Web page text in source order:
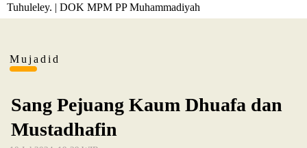
Tuhuleley. | DOK MPM PP Muhammadiyah
Mujadid
Sang Pejuang Kaum Dhuafa dan
Mustadhafin